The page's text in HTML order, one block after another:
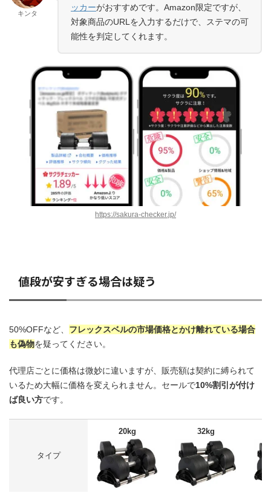
キンタ
ッカーがおすすめです。Amazon限定ですが、
対象商品のURLを入力するだけで、ステマの可
能性を判定してくれます。
https://sakura-checker.jp/
値段が安すぎる場合は疑う
50%OFFなど、 フレックスベルの市場価格とかけ離れている場合
も偽物を疑ってください。
代理店ごとに価格は微妙に違いますが、販売額は契約に縛られて
いるため大幅に価格を変えられません。セールで10%割引が付け
ば良い方です。
タイプ
20kg 32kg